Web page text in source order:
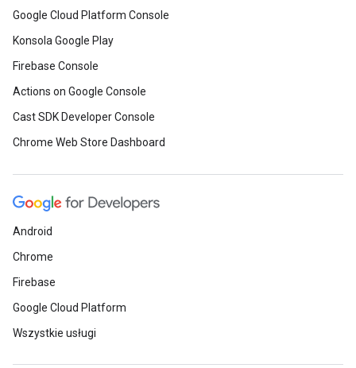
Google Cloud Platform Console
Konsola Google Play
Firebase Console
Actions on Google Console
Cast SDK Developer Console
Chrome Web Store Dashboard
Android
Chrome
Firebase
Google Cloud Platform
Wszystkie usługi